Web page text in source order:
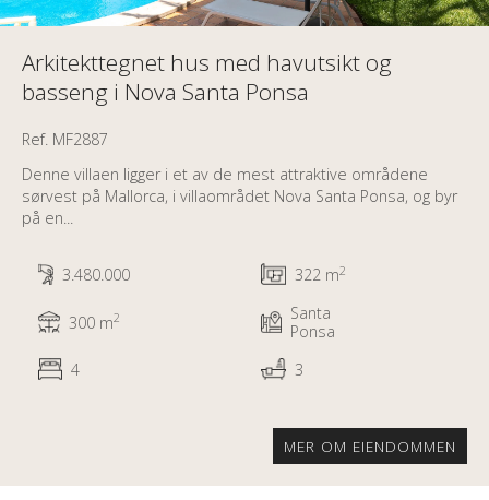
Arkitekttegnet hus med havutsikt og
basseng i Nova Santa Ponsa
Ref. MF2887
Denne villaen ligger i et av de mest attraktive områdene
sørvest på Mallorca, i villaområdet Nova Santa Ponsa, og byr
på en...
3.480.000 322 m2
300 m2
Santa
Ponsa
4
3
MER OM EIENDOMMEN